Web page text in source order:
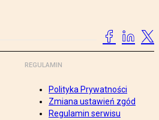
REGULAMIN
Polityka Prywatności
Zmiana ustawień zgód
Regulamin serwisu